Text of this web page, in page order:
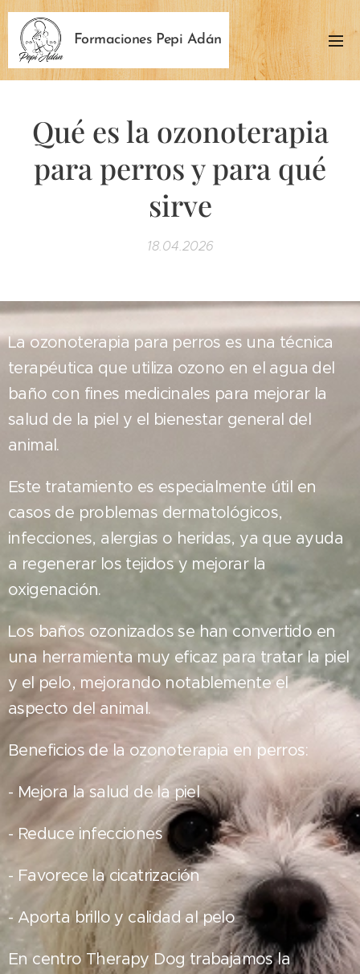
Formaciones Pepi Adán
Qué es la ozonoterapia
para perros y para qué
sirve
18.04.2026
La ozonoterapia para perros es una técnica
terapéutica que utiliza ozono en el agua del
baño con fines medicinales para mejorar la
salud de la piel y el bienestar general del
animal.
Este tratamiento es especialmente útil en
casos de problemas dermatológicos,
infecciones, alergias o heridas, ya que ayuda
a regenerar los tejidos y mejorar la
oxigenación.
Los baños ozonizados se han convertido en
una herramienta muy eficaz para tratar la piel
y el pelo, mejorando notablemente el
aspecto del animal.
Beneficios de la ozonoterapia en perros:
- Mejora la salud de la piel
- Reduce infecciones
- Favorece la cicatrización
- Aporta brillo y calidad al pelo
En centro Therapy Dog trabajamos la